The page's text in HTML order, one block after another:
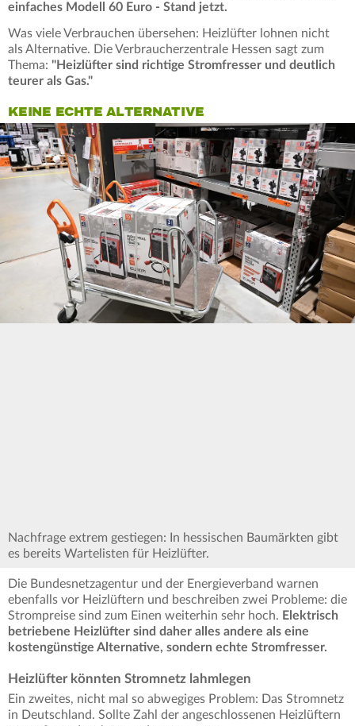
einfaches Modell 60 Euro - Stand jetzt.
Was viele Verbrauchen übersehen: Heizlüfter lohnen nicht
als Alternative. Die Verbraucherzentrale Hessen sagt zum
Thema: "Heizlüfter sind richtige Stromfresser und deutlich
teurer als Gas."
KEINE ECHTE ALTERNATIVE
Nachfrage extrem gestiegen: In hessischen Baumärkten gibt
es bereits Wartelisten für Heizlüfter.
Die Bundesnetzagentur und der Energieverband warnen
ebenfalls vor Heizlüftern und beschreiben zwei Probleme: die
Strompreise sind zum Einen weiterhin sehr hoch. Elektrisch
betriebene Heizlüfter sind daher alles andere als eine
kostengünstige Alternative, sondern echte Stromfresser.
Heizlüfter könnten Stromnetz lahmlegen
Ein zweites, nicht mal so abwegiges Problem: Das Stromnetz
in Deutschland. Sollte Zahl der angeschlossenen Heizlüftern